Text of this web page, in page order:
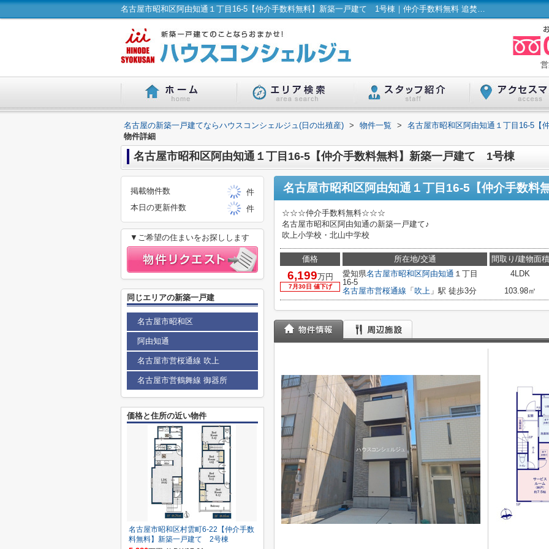
名古屋市昭和区阿由知通１丁目16-5【仲介手数料無料】新築一戸建て 1号棟｜仲介手数料無料 追焚機能浴室 複層ガラス 対面式キッチン 駐車２台可 ２沿線利用可｜ハウスコンシェルジュ(日の出殖産)
名古屋の新築一戸建てならハウスコンシェルジュ(日の出殖産) > 物件一覧 >
名古屋市昭和区阿由知通１丁目16-5
物件詳細
名古屋市昭和区阿由知通１丁目16-5【仲介手数料無料】新築一戸建て 1号棟
名古屋市昭和区阿由知通１丁目16-5【仲介手数
☆☆☆仲介手数料無料☆☆☆
名古屋市昭和区阿由知通の新築一戸建て♪
吹上小学校・北山中学校
価格
6,199万円
7月30日 値下げ
所在地/交通
愛知県名古屋市昭和区阿由知通 １丁目
16-5
名古屋市営桜通線 「 吹上 」駅 徒歩3分
間取り/建物面積
4LDK
103.98㎡
掲載物件数
件
本日の更新件数
件
▼ご希望の住まいをお探しします
同じエリアの新築一戸建
名古屋市昭和区
阿由知通
名古屋市営桜通線 吹上
名古屋市営鶴舞線 御器所
価格と住所の近い物件
名古屋市昭和区村雲町6‐22【仲介手数
料無料】新築一戸建て 2号棟